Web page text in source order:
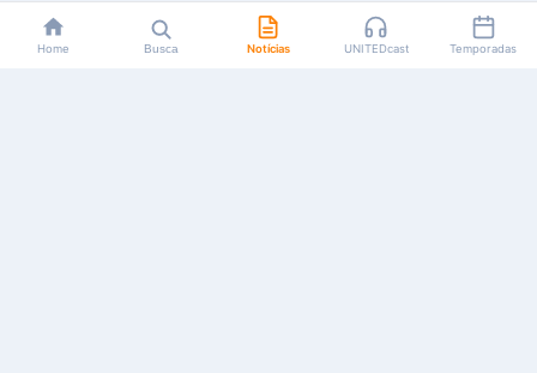
Home Busca Notícias UNITEDcast Temporadas